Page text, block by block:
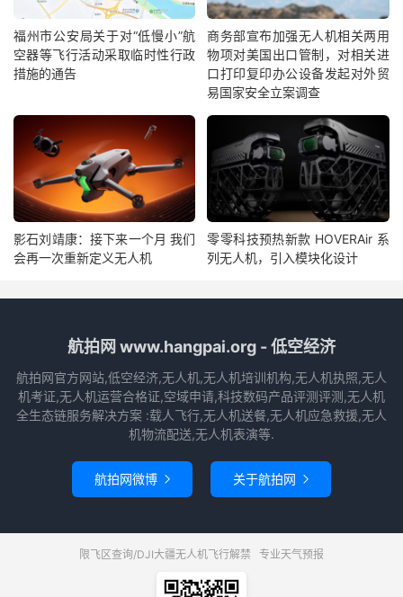
福州市公安局关于对“低慢小”航
空器等飞行活动采取临时性行政
措施的通告
商务部宣布加强无人机相关两用
物项对美国出口管制，对相关进
口打印复印办公设备发起对外贸
易国家安全立案调查
影石刘靖康：接下来一个月 我们
会再一次重新定义无人机
零零科技预热新款 HOVERAir 系
列无人机，引入模块化设计
航拍网 www.hangpai.org - 低空经济
航拍网官方网站,低空经济,无人机,无人机培训机构,无人机执照,无人
机考证,无人机运营合格证,空域申请,科技数码产品评测评测,无人机
全生态链服务解决方案 :载人飞行,无人机送餐,无人机应急救援,无人
机物流配送,无人机表演等.
航拍网微博  关于航拍网 
限飞区查询/DJI大疆无人机飞行解禁 专业天气预报